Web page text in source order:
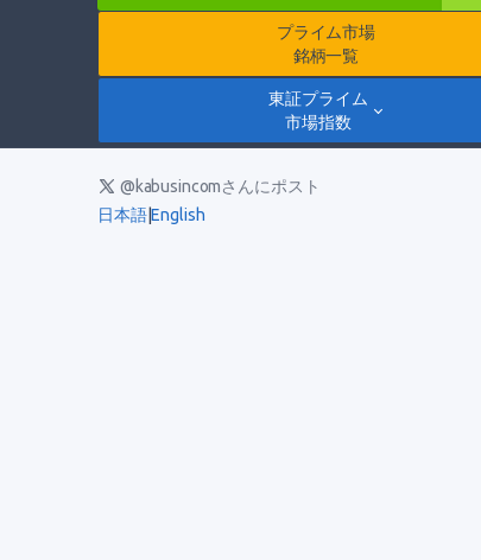
プライム市場
銘柄一覧
東証プライム
市場指数
@kabusincomさんにポスト
日本語|English